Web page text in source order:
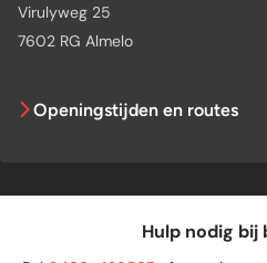
Virulyweg 25
7602 RG Almelo
Openingstijden en routes
Hulp nodig bij